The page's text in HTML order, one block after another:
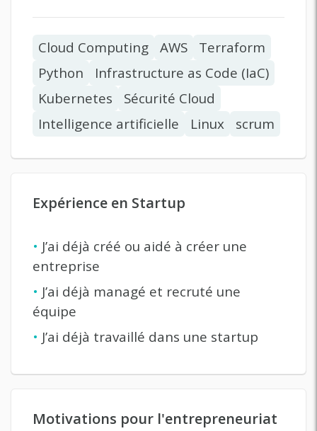
Cloud Computing AWS
Terraform
Python
Infrastructure as Code (IaC)
Kubernetes
Sécurité Cloud
Intelligence artificielle
Linux scrum
Expérience en Startup
• J’ai déjà créé ou aidé à créer une
entreprise
• J’ai déjà managé et recruté une
équipe
• J’ai déjà travaillé dans une startup
Motivations pour l'entrepreneuriat